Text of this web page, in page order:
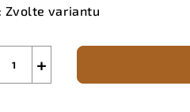
Zvolte variantu
+